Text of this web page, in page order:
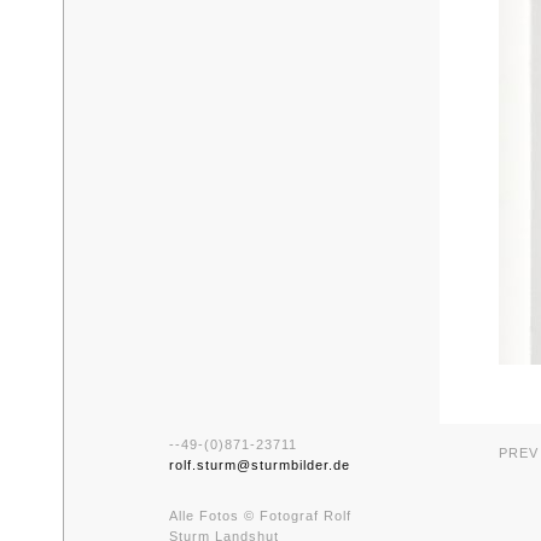
--49-(0)871-23711
rolf.sturm@sturmbilder.de
Alle Fotos © Fotograf Rolf
Sturm Landshut
PREV